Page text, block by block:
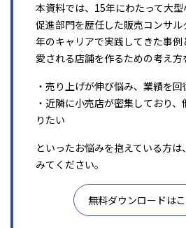
本資料では、15年にわたって大
促進部門を歴任した販売コンサ
年のキャリアで実践してきた事
愛される店舗を作るための考え方
・売り上げが伸び悩み、業績を
・近隣に小売店が密集しており
りたい
といったお悩みを抱えている方は
みてください。
無料ダウンロードは